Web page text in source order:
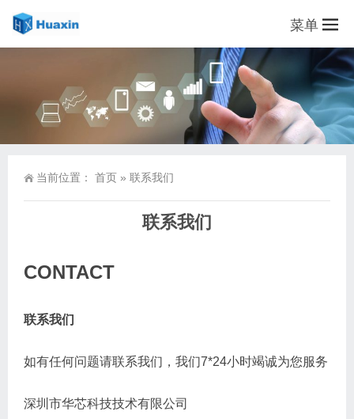
菜单
当前位置： 首页 » 联系我们
联系我们
CONTACT
联系我们
如有任何问题请联系我们，我们7*24小时竭诚为您服务
深圳市华芯科技技术有限公司